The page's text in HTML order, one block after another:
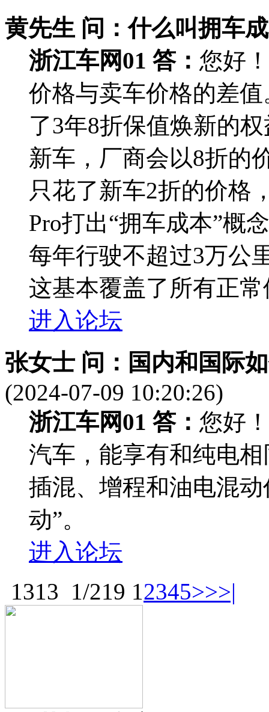
黄先生 问：什么叫拥车
浙江车网01 答： 您好
价格与卖车价格的差
了3年8折保值焕新的
新车，厂商会以8折的
只花了新车2折的价格
Pro打出“拥车成本”概
每年行驶不超过3万公
这基本覆盖了所有正
进入论坛
张女士 问： 国内和国际
(2024-07-09 10:20:26)
浙江车网01 答： 您好
汽车，能享有和纯电
插混、增程和油电混
动”。
进入论坛
1313 1/219 12345>>>|